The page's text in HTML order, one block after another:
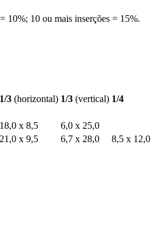
10%; 10 ou mais inserções = 15%.
1/3 (horizontal) 1/3 (vertical) 1/4
18,0 x 8,5
6,0 x 25,0
21,0 x 9,5 6,7 x 28,0 8,5 x 12,0